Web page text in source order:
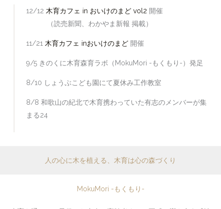
12/12 木育カフェ in おいけのまど vol2 開催
（読売新聞、わかやま新報 掲載）
11/21 木育カフェ inおいけのまど 開催
9/5 きのくに木育森育ラボ（MokuMori -もくもり-）発足
8/10 しょうぶこども園にて夏休み工作教室
8/8 和歌山の紀北で木育携わっていた有志のメンバーが集
まる24
人の心に木を植える、木育は心の森づくり​
MokuMori -もくもり-